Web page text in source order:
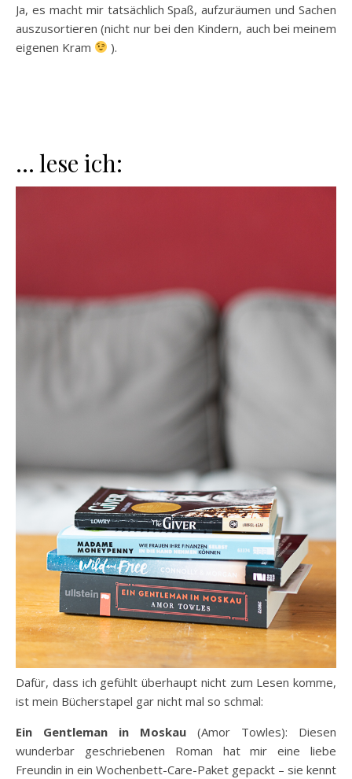
Ja, es macht mir tatsächlich Spaß, aufzuräumen und Sachen
auszusortieren (nicht nur bei den Kindern, auch bei meinem
eigenen Kram
).
… lese ich:
Dafür, dass ich gefühlt überhaupt nicht zum Lesen komme,
ist mein Bücherstapel gar nicht mal so schmal:
Ein Gentleman in Moskau (Amor Towles): Diesen
wunderbar geschriebenen Roman hat mir eine liebe
Freundin in ein Wochenbett-Care-Paket gepackt – sie kennt